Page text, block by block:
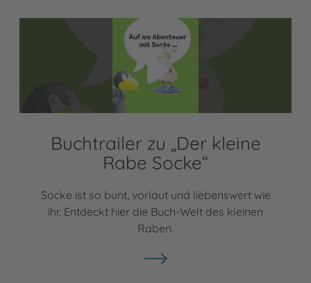
Buchtrailer zu „Der kleine
Rabe Socke“
Socke ist so bunt, vorlaut und liebenswert wie
ihr. Entdeckt hier die Buch-Welt des kleinen
Raben.